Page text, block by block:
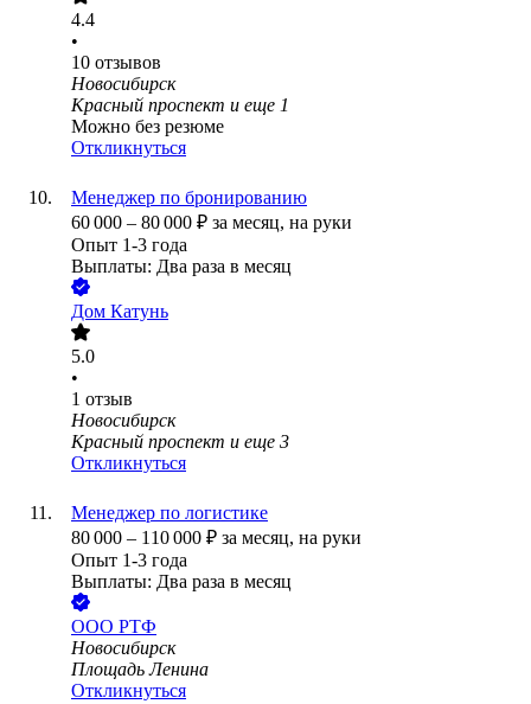
4.4
•
10 отзывов
Новосибирск
Красный проспект и еще 1
Можно без резюме
Откликнуться
Менеджер по бронированию
60 000 – 80 000 ₽ за месяц, на руки
Опыт 1-3 года
Выплаты: Два раза в месяц
Дом Катунь
5.0
•
1 отзыв
Новосибирск
Красный проспект и еще 3
Откликнуться
Менеджер по логистике
80 000 – 110 000 ₽ за месяц, на руки
Опыт 1-3 года
Выплаты: Два раза в месяц
ООО РТФ
Новосибирск
Площадь Ленина
Откликнуться